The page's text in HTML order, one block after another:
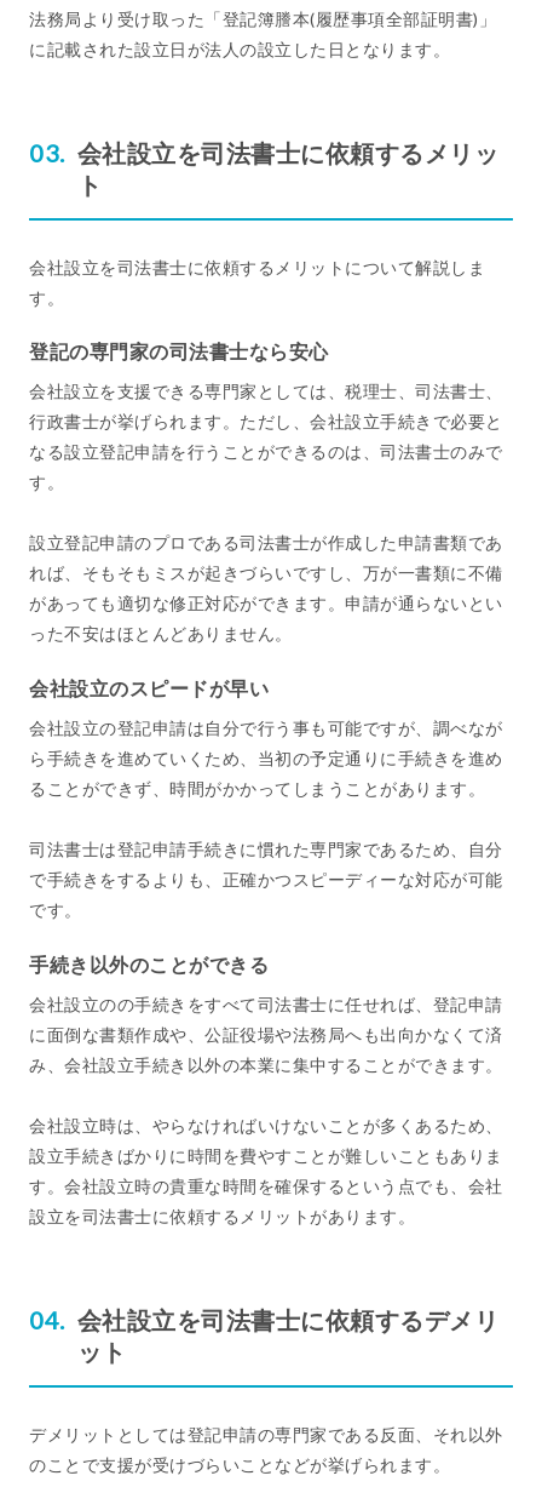
法務局より受け取った「登記簿謄本(履歴事項全部証明書)」
に記載された設立日が法人の設立した日となります。
会社設立を司法書士に依頼するメリッ
ト
会社設立を司法書士に依頼するメリットについて解説しま
す。
登記の専門家の司法書士なら安心
会社設立を支援できる専門家としては、税理士、司法書士、
行政書士が挙げられます。ただし、会社設立手続きで必要と
なる設立登記申請を行うことができるのは、司法書士のみで
す。
設立登記申請のプロである司法書士が作成した申請書類であ
れば、そもそもミスが起きづらいですし、万が一書類に不備
があっても適切な修正対応ができます。申請が通らないとい
った不安はほとんどありません。
会社設立のスピードが早い
会社設立の登記申請は自分で行う事も可能ですが、調べなが
ら手続きを進めていくため、当初の予定通りに手続きを進め
ることができず、時間がかかってしまうことがあります。
司法書士は登記申請手続きに慣れた専門家であるため、自分
で手続きをするよりも、正確かつスピーディーな対応が可能
です。
手続き以外のことができる
会社設立のの手続きをすべて司法書士に任せれば、登記申請
に面倒な書類作成や、公証役場や法務局へも出向かなくて済
み、会社設立手続き以外の本業に集中することができます。
会社設立時は、やらなければいけないことが多くあるため、
設立手続きばかりに時間を費やすことが難しいこともありま
す。会社設立時の貴重な時間を確保するという点でも、会社
設立を司法書士に依頼するメリットがあります。
会社設立を司法書士に依頼するデメリ
ット
デメリットとしては登記申請の専門家である反面、それ以外
のことで支援が受けづらいことなどが挙げられます。